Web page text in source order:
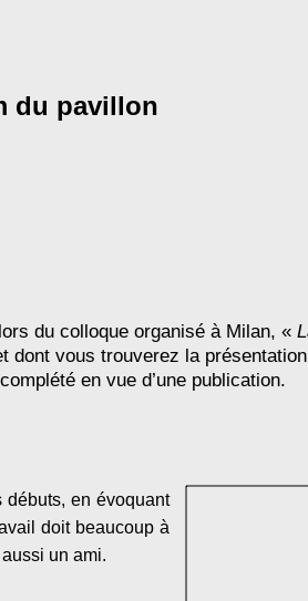
du pavillon
en évoquant
doit beaucoup à
un ami.
du colloque organisé à Milan, «
dont vous trouverez la présentation
en vue d’une publication.